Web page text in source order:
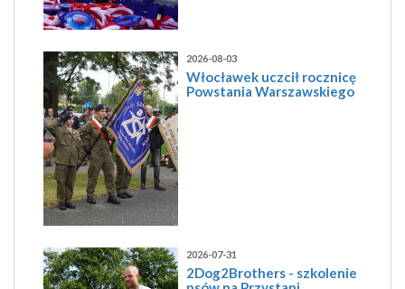
2026-08-03
Włocławek uczcił rocznicę
Powstania Warszawskiego
2026-07-31
2Dog2Brothers - szkolenie